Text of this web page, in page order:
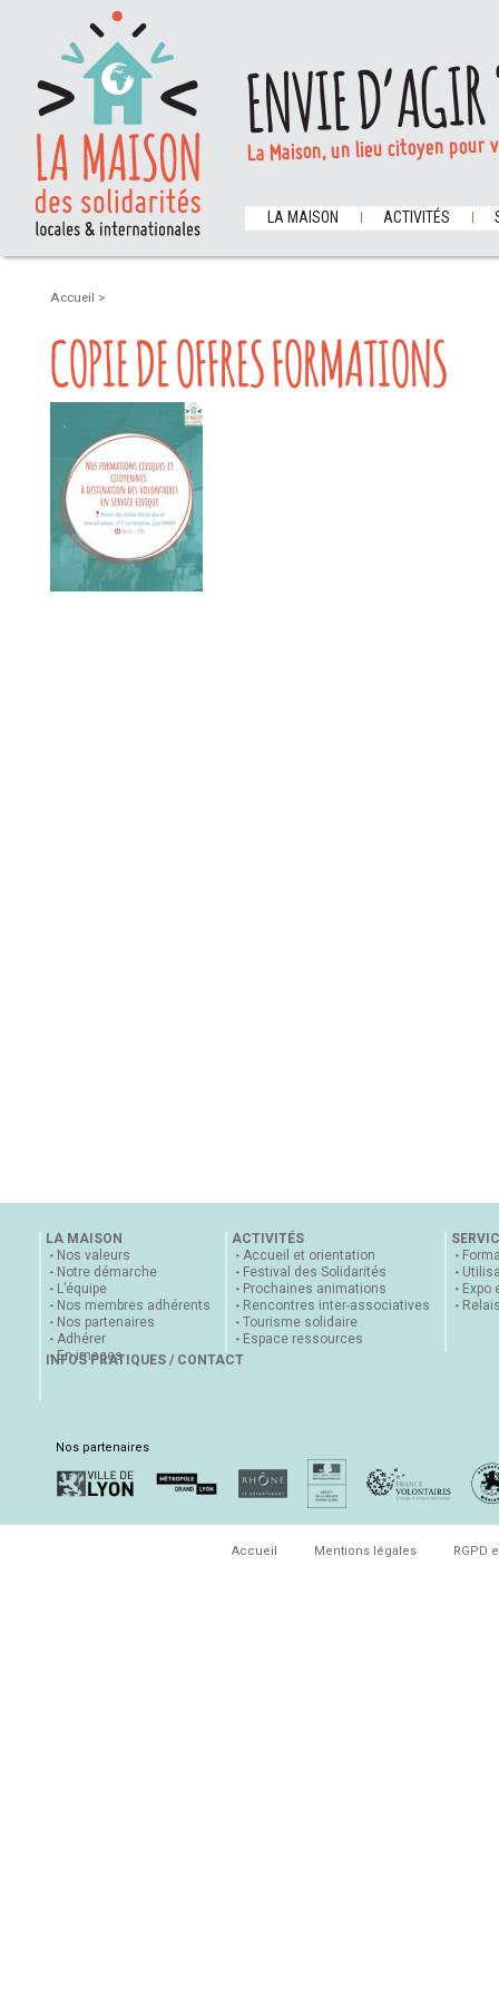
ENVIE
La Maison, un lieu citoyen
LA MAISON ACTIVITÉS
Accueil >
COPIE DE OFFRES FORMATIONS
LA MAISON
Nos valeurs
Notre démarche
L’équipe
Nos membres adhérents
Nos partenaires
Adhérer
En images
ACTIVITÉS
Accueil et orientation
Festival des Solidarités
Prochaines animations
Rencontres inter-associatives
Tourisme solidaire
Espace ressources
Expo
INFOS PRATIQUES / CONTACT
Nos partenaires
Accueil Mentions légales RGPD